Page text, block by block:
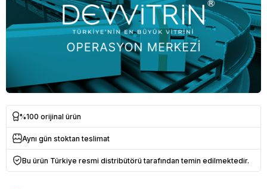
%100 orijinal ürün
Aynı gün stoktan teslimat
Bu ürün Türkiye resmi distribütörü tarafından temin edilmektedir.